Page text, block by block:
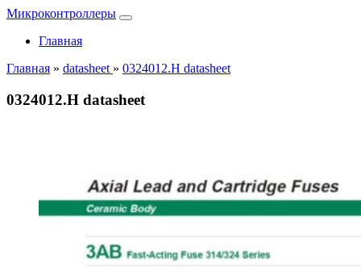
Микроконтроллеры
Главная
Главная » datasheet » 0324012.H datasheet
0324012.H datasheet